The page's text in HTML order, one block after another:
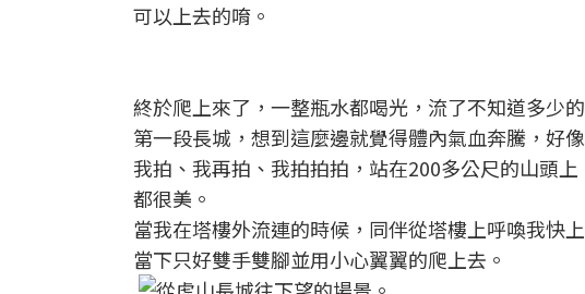
可以上去的唷。
終於爬上來了，一整瓶水都喝光，流了不知道多少
第一段長城，想到這麼邊就覺得體內氣血奔騰，好
我拍、我再拍、我拍拍拍，站在200多公尺的山頭
都很美。
當我在塔樓外流連的時候，同伴從塔樓上呼喚我快
當下只好雙手雙腳並用小心翼翼的爬上去。